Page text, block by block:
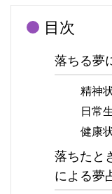
目次
落ちる夢
精神
日常
健康
落ちたと
による夢